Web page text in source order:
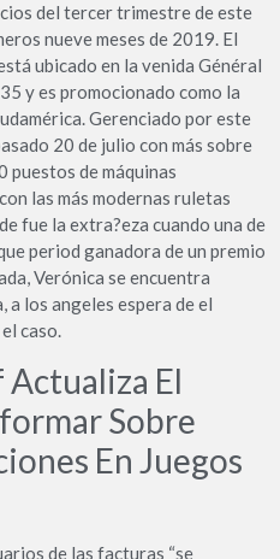
del tercer trimestre de este
nueve meses de 2019. El
ubicado en la venida Général
y es promocionado como la
Gerenciado por este
20 de julio con más sobre
puestos de máquinas
las más modernas ruletas
fue la extra?eza cuando una de
period ganadora de un premio
Verónica se encuentra
a los angeles espera de el
caso.
El
Sobre
En Juegos
de las facturas “se